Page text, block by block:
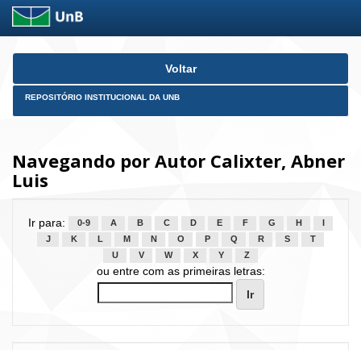
Skip
Voltar
REPOSITÓRIO INSTITUCIONAL DA UNB
Navegando por Autor Calixter, Abner
Luis
Ir para: 0-9 A B C D E F G H
J
K L M N O P Q R S
T
U
V W X Y Z
ou entre com as primeiras letras: